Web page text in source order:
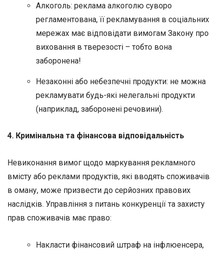
Алкоголь: реклама алкоголю суворо
регламентована, її рекламування в соціальних
мережах має відповідати вимогам Закону про
виховання в тверезості – тобто вона
заборонена!
Незаконні або небезпечні продукти: не можна
рекламувати будь-які нелегальні продукти
(наприклад, заборонені речовини).
4. Кримінальна та фінансова відповідальність
Невиконання вимог щодо маркування рекламного
вмісту або реклами продуктів, які вводять споживачів
в оману, може призвести до серйозних правових
наслідків. Управління з питань конкуренції та захисту
прав споживачів має право:
Накласти фінансовий штраф на інфлюенсера,